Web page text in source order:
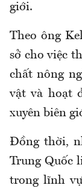
giới.
Theo ông
sở cho việc
chất nông
vật và hoạt
xuyên biên
Đồng thời,
Trung Quốc
trong lĩnh